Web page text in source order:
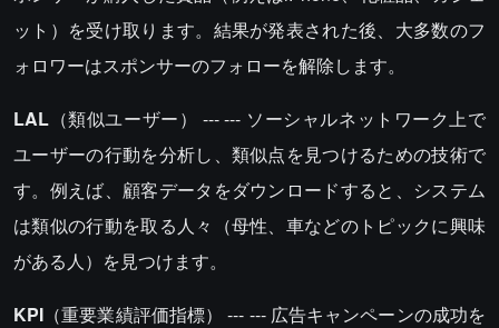
ット）を受け取ります。結果が発表された後、大多数のフ
ォロワーはスポンサーのフォローを解除します。
LAL （類似ユーザー） --- --- ソーシャルネットワーク上で
ユーザーの行動を分析し、類似点を見つけるための技術で
す。例えば、顧客データをダウンロードすると、システム
は類似の行動を取る人々（母性、車などのトピックに興味
がある人）を見つけます。
KPI （重要業績評価指標） --- --- 広告キャンペーンの成功を